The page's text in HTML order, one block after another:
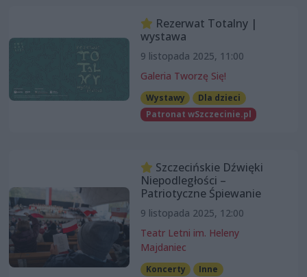
Rezerwat Totalny |
wystawa
9 listopada 2025, 11:00
Galeria Tworzę Się!
Wystawy
Dla dzieci
Patronat wSzczecinie.pl
Szczecińskie Dźwięki
Niepodległości –
Patriotyczne Śpiewanie
9 listopada 2025, 12:00
Teatr Letni im. Heleny
Majdaniec
Koncerty
Inne